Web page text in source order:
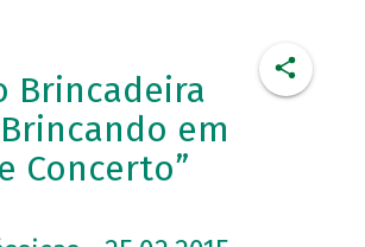
Brincadeira
em
Concerto”